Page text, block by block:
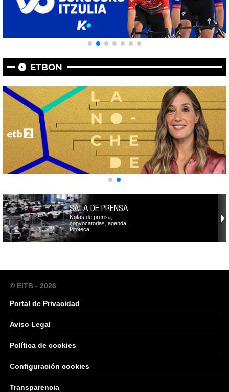
ETBON
SALA DE PRENSA
Notas de prensa,
convocatorias, agenda,
fototeca,…
© EITB - 2026
Portal de Privacidad
Aviso Legal
Política de cookies
Configuración cookies
Transparencia